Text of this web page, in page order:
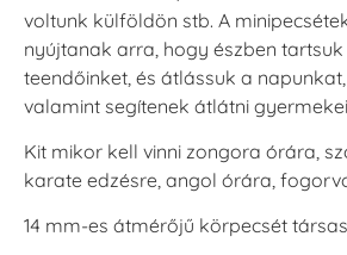
voltunk külföldön stb. A
nyújtanak arra, hogy észben
teendőinket, és átlássuk a napunkat,
valamint segítenek átlátni
Kit mikor kell vinni zongora órára,
karate edzésre, angol órára,
14 mm-es átmérőjű körpecsét